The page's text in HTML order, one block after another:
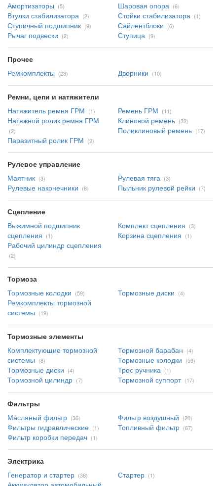
Амортизаторы (5) Шаровая опора (6)
Втулки стабилизатора (2) Стойки стабилизатора (1)
Ступичный подшипник (9) Сайлентблоки (6)
Рычаг подвески (2) Ступица (9)
Прочее
Ремкомплекты (23) Дворники (10)
Ремни, цепи и натяжители
Натяжитель ремня ГРМ (1) Ремень ГРМ (11)
Натяжной ролик ремня ГРМ
(2)
Клиновой ремень (32)
Поликлиновый ремень (17)
Паразитный ролик ГРМ (2)
Рулевое управление
Маятник (3) Рулевая тяга (3)
Рулевые наконечники (8) Пыльник рулевой рейки (7)
Сцепление
Выжимной подшипник
сцепления (1)
Комплект сцепления (3)
Корзина сцепления (1)
Рабочий цилиндр сцепления
(2)
Тормоза
Тормозные колодки (59) Тормозные диски (4)
Ремкомплекты тормозной
системы (19)
Тормозные элементы
Комплектующие тормозной
системы (8)
Тормозной барабан (4)
Тормозные колодки (59)
Тормозные диски (4) Трос ручника (1)
Тормозной цилиндр (7) Тормозной суппорт (17)
Фильтры
Масляный фильтр (36) Фильтр воздушный (20)
Фильтры гидравлические (1) Топливный фильтр (67)
Фильтр коробки передач (1)
Электрика
Генератор и стартер (38) Стартер (1)